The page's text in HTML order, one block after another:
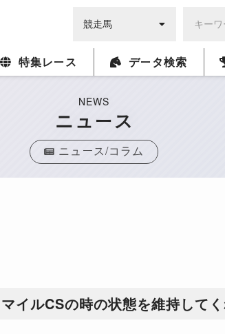
特集レース データ検索
NEWS
ニュース
ニュース/コラム
イルCSの時の状態を維持してく